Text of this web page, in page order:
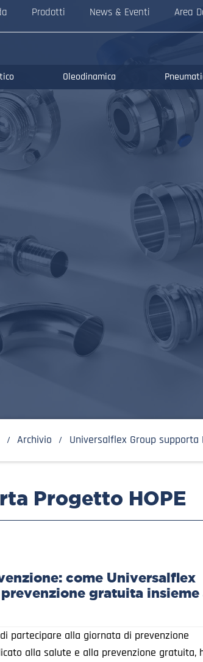
Prodotti News & Eventi Area
Oleodinamica
Archivio Universalflex Group supporta
Progetto HOPE
come Universalflex
gratuita insieme
partecipare alla giornata di prevenzione
alla salute e alla prevenzione gratuita,